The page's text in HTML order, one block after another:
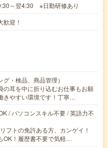
～翌4:30 ※日勤研修あり
迎！
・検品、商品管理）
の耳を中に折り込むお仕事もお願
きやすい環境です！丁寧…
/ パソコンスキル不要 / 英語力不
トの免許ある方、カンゲイ！
OK！履歴書不要で気軽…